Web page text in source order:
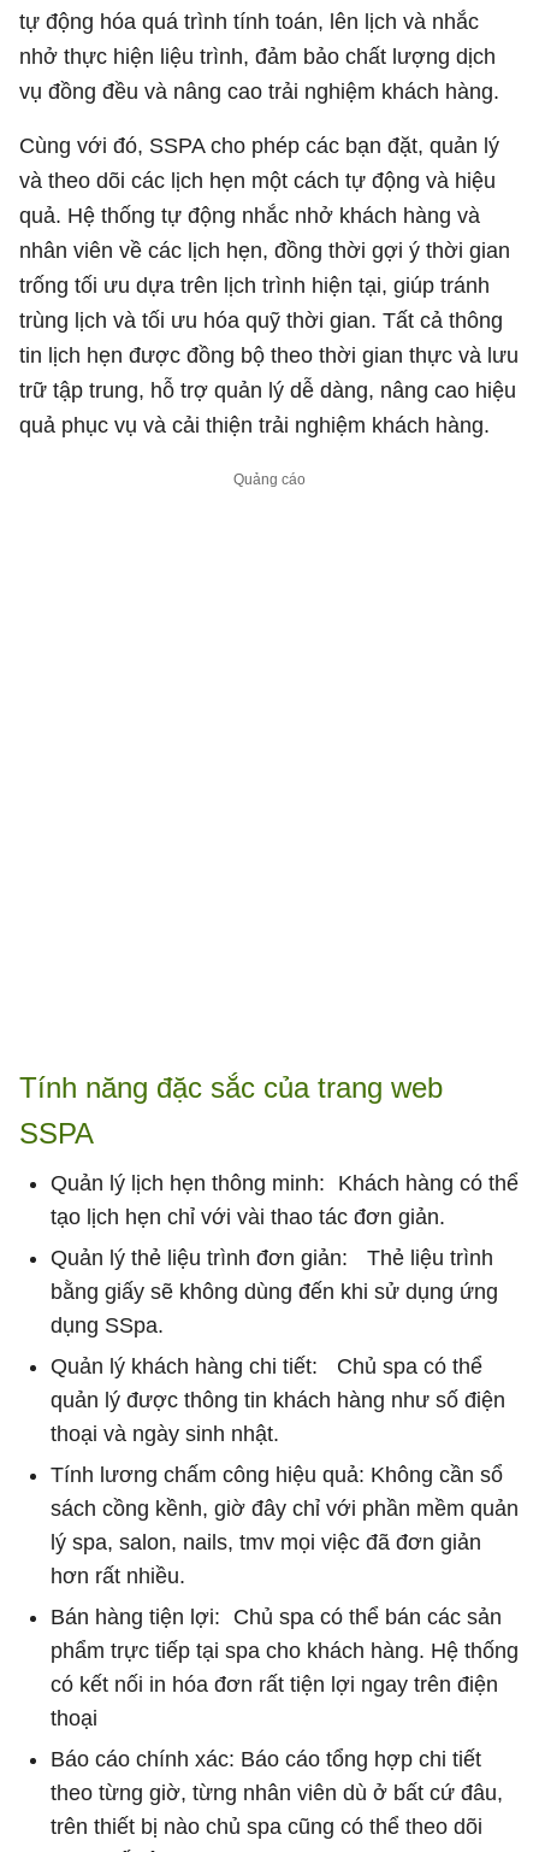
tự động hóa quá trình tính toán, lên lịch và nhắc
nhở thực hiện liệu trình, đảm bảo chất lượng dịch
vụ đồng đều và nâng cao trải nghiệm khách hàng.
Cùng với đó, SSPA cho phép các bạn đặt, quản lý
và theo dõi các lịch hẹn một cách tự động và hiệu
quả. Hệ thống tự động nhắc nhở khách hàng và
nhân viên về các lịch hẹn, đồng thời gợi ý thời gian
trống tối ưu dựa trên lịch trình hiện tại, giúp tránh
trùng lịch và tối ưu hóa quỹ thời gian. Tất cả thông
tin lịch hẹn được đồng bộ theo thời gian thực và lưu
trữ tập trung, hỗ trợ quản lý dễ dàng, nâng cao hiệu
quả phục vụ và cải thiện trải nghiệm khách hàng.
Tính năng đặc sắc của trang web
SSPA
Quản lý lịch hẹn thông minh: Khách hàng có thể
tạo lịch hẹn chỉ với vài thao tác đơn giản.
Quản lý thẻ liệu trình đơn giản: Thẻ liệu trình
bằng giấy sẽ không dùng đến khi sử dụng ứng
dụng SSpa.
Quản lý khách hàng chi tiết: Chủ spa có thể
quản lý được thông tin khách hàng như số điện
thoại và ngày sinh nhật.
Tính lương chấm công hiệu quả: Không cần sổ
sách cồng kềnh, giờ đây chỉ với phần mềm quản
lý spa, salon, nails, tmv mọi việc đã đơn giản
hơn rất nhiều.
Bán hàng tiện lợi: Chủ spa có thể bán các sản
phẩm trực tiếp tại spa cho khách hàng. Hệ thống
có kết nối in hóa đơn rất tiện lợi ngay trên điện
thoại
Báo cáo chính xác: Báo cáo tổng hợp chi tiết
theo từng giờ, từng nhân viên dù ở bất cứ đâu,
trên thiết bị nào chủ spa cũng có thể theo dõi